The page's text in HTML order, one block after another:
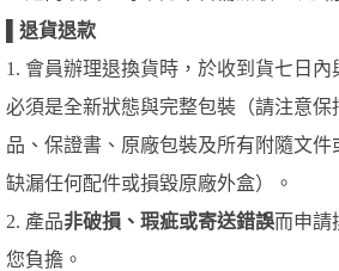
退貨退款
1. 會員辦理退換貨時，於收到貨七日
必須是全新狀態與完整包裝（請注意保
品、保證書、原廠包裝及所有附隨文
缺漏任何配件或損毀原廠外盒）。
2. 產品非破損、瑕疵或寄送錯誤而申請
您負擔。